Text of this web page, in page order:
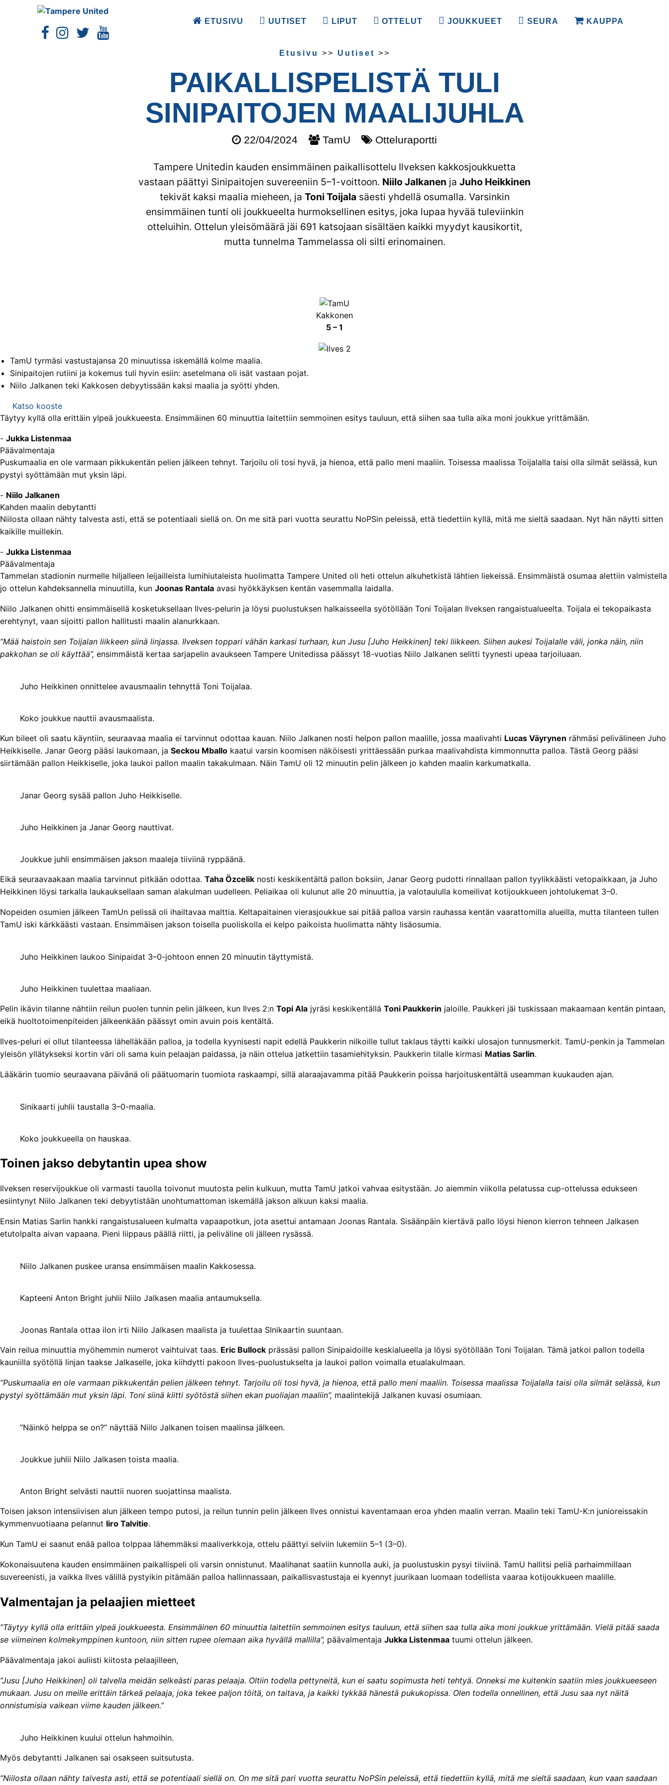
ETUSIVU UUTISET LIPUT OTTELUT JOUKKUEET SEURA KAUPPA
Etusivu >> Uutiset >>
PAIKALLIS­PELISTÄ TULI
SINIPAITOJEN MAALIJUHLA
22/04/2024 TamU Otteluraportti
Tampere Unitedin kauden ensimmäinen paikallisottelu Ilveksen kakkosjoukkuetta
vastaan päättyi Sinipaitojen suvereeniin 5–1-voittoon. Niilo Jalkanen ja Juho Heikkinen
tekivät kaksi maalia mieheen, ja Toni Toijala säesti yhdellä osumalla. Varsinkin
ensimmäinen tunti oli joukkueelta hurmoksellinen esitys, joka lupaa hyvää tuleviinkin
otteluihin. Ottelun yleisömäärä jäi 691 katsojaan sisältäen kaikki myydyt kausikortit,
mutta tunnelma Tammelassa oli silti erinomainen.
Kakkonen
5 – 1
TamU tyrmäsi vastustajansa 20 minuutissa iskemällä kolme maalia.
Sinipaitojen rutiini ja kokemus tuli hyvin esiin: asetelmana oli isät vastaan pojat.
Niilo Jalkanen teki Kakkosen debyytissään kaksi maalia ja syötti yhden.
Katso kooste
Täytyy kyllä olla erittäin ylpeä joukkueesta. Ensimmäinen 60 minuuttia laitettiin semmoinen esitys tauluun, että siihen saa tulla aika moni joukkue yrittämään.
- Jukka Listenmaa
Päävalmentaja
Puskumaalia en ole varmaan pikku­kentän pelien jälkeen tehnyt. Tarjoilu oli tosi hyvä, ja hienoa, että pallo meni maaliin. Toisessa maalissa Toijalalla taisi olla silmät selässä, kun
pystyi syöttämään mut yksin läpi.
- Niilo Jalkanen
Kahden maalin debytantti
Niilosta ollaan nähty talvesta asti, että se potentiaali siellä on. On me sitä pari vuotta seurattu NoPSin peleissä, että tiedettiin kyllä, mitä me sieltä saadaan. Nyt hän näytti sitten
kaikille muillekin.
- Jukka Listenmaa
Päävalmentaja
Tammelan stadionin nurmelle hiljalleen leijailleista lumihiutaleista huolimatta Tampere United oli heti ottelun alkuhetkistä lähtien liekeissä. Ensimmäistä osumaa alettiin valmistella
jo ottelun kahdeksannella minuutilla, kun Joonas Rantala avasi hyökkäyksen kentän vasemmalla laidalla.
Niilo Jalkanen ohitti ensimmäisellä kosketuksellaan Ilves-pelurin ja löysi puolustuksen halkaisseella syötöllään Toni Toijalan Ilveksen rangaistualueelta. Toijala ei tekopaikasta
erehtynyt, vaan sijoitti pallon hallitusti maalin alanurkkaan.
”Mää haistoin sen Toijalan liikkeen siinä linjassa. Ilveksen toppari vähän karkasi turhaan, kun Jusu [Juho Heikkinen] teki liikkeen. Siihen aukesi Toijalalle väli, jonka näin, niin
pakkohan se oli käyttää”, ensimmäistä kertaa sarjapelin avaukseen Tampere Unitedissa päässyt 18-vuotias Niilo Jalkanen selitti tyynesti upeaa tarjoiluaan.
Juho Heikkinen onnittelee avausmaalin tehnyttä Toni Toijalaa.
Koko joukkue nauttii avausmaalista.
Kun bileet oli saatu käyntiin, seuraavaa maalia ei tarvinnut odottaa kauan. Niilo Jalkanen nosti helpon pallon maalille, jossa maalivahti Lucas Väyrynen rähmäsi pelivälineen Juho
Heikkiselle. Janar Georg pääsi laukomaan, ja Seckou Mballo kaatui varsin koomisen näköisesti yrittäessään purkaa maalivahdista kimmonnutta palloa. Tästä Georg pääsi
siirtämään pallon Heikkiselle, joka laukoi pallon maalin takakulmaan. Näin TamU oli 12 minuutin pelin jälkeen jo kahden maalin karkumatkalla.
Janar Georg sysää pallon Juho Heikkiselle.
Juho Heikkinen ja Janar Georg nauttivat.
Joukkue juhli ensimmäisen jakson maaleja tiiviinä ryppäänä.
Eikä seuraavaakaan maalia tarvinnut pitkään odottaa. Taha Özcelik nosti keskikentältä pallon boksiin, Janar Georg pudotti rinnallaan pallon tyylikkäästi vetopaikkaan, ja Juho
Heikkinen löysi tarkalla laukauksellaan saman alakulman uudelleen. Peliaikaa oli kulunut alle 20 minuuttia, ja valotaululla komeilivat kotijoukkueen johtolukemat 3–0.
Nopeiden osumien jälkeen TamUn pelissä oli ihailtavaa malttia. Keltapaitainen vierasjoukkue sai pitää palloa varsin rauhassa kentän vaarattomilla alueilla, mutta tilanteen tullen
TamU iski kärkkäästi vastaan. Ensimmäisen jakson toisella puoliskolla ei kelpo paikoista huolimatta nähty lisäosumia.
Juho Heikkinen laukoo Sinipaidat 3–0-johtoon ennen 20 minuutin täyttymistä.
Juho Heikkinen tuulettaa maaliaan.
Pelin ikävin tilanne nähtiin reilun puolen tunnin pelin jälkeen, kun Ilves 2:n Topi Ala jyräsi keskikentällä Toni Paukkerin jaloille. Paukkeri jäi tuskissaan makaamaan kentän pintaan,
eikä huoltotoimenpiteiden jälkeenkään päässyt omin avuin pois kentältä.
Ilves-peluri ei ollut tilanteessa lähelläkään palloa, ja todella kyynisesti napit edellä Paukkerin nilkoille tullut taklaus täytti kaikki ulosajon tunnusmerkit. TamU-penkin ja Tammelan
yleisön yllätykseksi kortin väri oli sama kuin pelaajan paidassa, ja näin ottelua jatkettiin tasamiehityksin. Paukkerin tilalle kirmasi Matias Sarlin.
Lääkärin tuomio seuraavana päivänä oli päätuomarin tuomiota raskaampi, sillä alaraajavamma pitää Paukkerin poissa harjoituskentältä useamman kuukauden ajan.
Sinikaarti juhlii taustalla 3–0-maalia.
Koko joukkueella on hauskaa.
Toinen jakso debytantin upea show
Ilveksen reservijoukkue oli varmasti tauolla toivonut muutosta pelin kulkuun, mutta TamU jatkoi vahvaa esitystään. Jo aiemmin viikolla pelatussa cup-ottelussa edukseen
esiintynyt Niilo Jalkanen teki debyytistään unohtumattoman iskemällä jakson alkuun kaksi maalia.
Ensin Matias Sarlin hankki rangaistusalueen kulmalta vapaapotkun, jota asettui antamaan Joonas Rantala. Sisäänpäin kiertävä pallo löysi hienon kierron tehneen Jalkasen
etutolpalta aivan vapaana. Pieni liippaus päällä riitti, ja peliväline oli jälleen rysässä.
Niilo Jalkanen puskee uransa ensimmäisen maalin Kakkosessa.
Kapteeni Anton Bright juhlii Niilo Jalkasen maalia antaumuksella.
Joonas Rantala ottaa ilon irti Niilo Jalkasen maalista ja tuulettaa SInikaartin suuntaan.
Vain reilua minuuttia myöhemmin numerot vaihtuivat taas. Eric Bullock prässäsi pallon Sinipaidoille keskialueella ja löysi syötöllään Toni Toijalan. Tämä jatkoi pallon todella
kauniilla syötöllä linjan taakse Jalkaselle, joka kiihdytti pakoon Ilves-puolustukselta ja laukoi pallon voimalla etualakulmaan.
”Puskumaalia en ole varmaan pikkukentän pelien jälkeen tehnyt. Tarjoilu oli tosi hyvä, ja hienoa, että pallo meni maaliin. Toisessa maalissa Toijalalla taisi olla silmät selässä, kun
pystyi syöttämään mut yksin läpi. Toni siinä kiitti syötöstä siihen ekan puoliajan maaliin”, maalintekijä Jalkanen kuvasi osumiaan.
”Näinkö helppa se on?” näyttää Niilo Jalkanen toisen maalinsa jälkeen.
Joukkue juhlii Niilo Jalkasen toista maalia.
Anton Bright selvästi nauttii nuoren suojattinsa maalista.
Toisen jakson intensiivisen alun jälkeen tempo putosi, ja reilun tunnin pelin jälkeen Ilves onnistui kaventamaan eroa yhden maalin verran. Maalin teki TamU-K:n junioreissakin
kymmenvuotiaana pelannut Iiro Talvitie.
Kun TamU ei saanut enää palloa tolppaa lähemmäksi maaliverkkoja, ottelu päättyi selviin lukemiin 5–1 (3–0).
Kokonaisuutena kauden ensimmäinen paikallispeli oli varsin onnistunut. Maalihanat saatiin kunnolla auki, ja puolustuskin pysyi tiiviinä. TamU hallitsi peliä parhaimmillaan
suvereenisti, ja vaikka Ilves välillä pystyikin pitämään palloa hallinnassaan, paikallisvastustaja ei kyennyt juurikaan luomaan todellista vaaraa kotijoukkueen maalille.
Valmentajan ja pelaajien mietteet
”Täytyy kyllä olla erittäin ylpeä joukkueesta. Ensimmäinen 60 minuuttia laitettiin semmoinen esitys tauluun, että siihen saa tulla aika moni joukkue yrittämään. Vielä pitää saada
se viimeinen kolmekymppinen kuntoon, niin sitten rupee olemaan aika hyvällä mallilla”, päävalmentaja Jukka Listenmaa tuumi ottelun jälkeen.
Päävalmentaja jakoi auliisti kiitosta pelaajilleen,
”Jusu [Juho Heikkinen] oli talvella meidän selkeästi paras pelaaja. Oltiin todella pettyneitä, kun ei saatu sopimusta heti tehtyä. Onneksi me kuitenkin saatiin mies joukkueeseen
mukaan. Jusu on meille erittäin tärkeä pelaaja, joka tekee paljon töitä, on taitava, ja kaikki tykkää hänestä pukukopissa. Olen todella onnellinen, että Jusu saa nyt näitä
onnistumisia vaikean viime kauden jälkeen.”
Juho Heikkinen kuului ottelun hahmoihin.
Myös debytantti Jalkanen sai osakseen suitsutusta.
”Niilosta ollaan nähty talvesta asti, että se potentiaali siellä on. On me sitä pari vuotta seurattu NoPSin peleissä, että tiedettiin kyllä, mitä me sieltä saadaan, kun vaan saadaan